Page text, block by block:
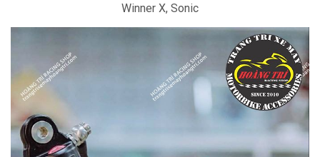
Winner X, Sonic